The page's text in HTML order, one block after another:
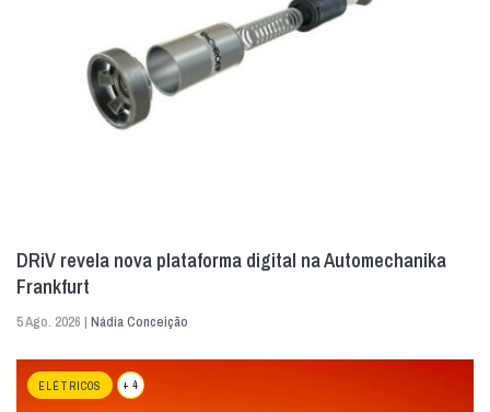
DRiV revela nova plataforma digital na Automechanika
Frankfurt
5 Ago. 2026 | Nádia Conceição
ELÉTRICOS + 4